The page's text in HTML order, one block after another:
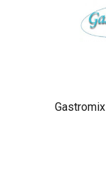
Gastromix